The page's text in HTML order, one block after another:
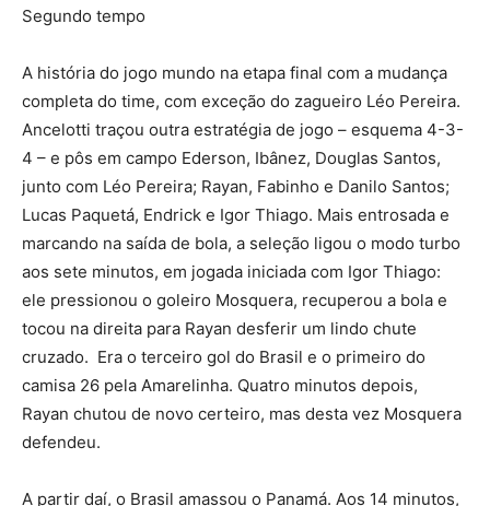
Segundo tempo
A história do jogo mundo na etapa final com a mudança
completa do time, com exceção do zagueiro Léo Pereira.
Ancelotti traçou outra estratégia de jogo – esquema 4-3-
4 – e pôs em campo Ederson, Ibânez, Douglas Santos,
junto com Léo Pereira; Rayan, Fabinho e Danilo Santos;
Lucas Paquetá, Endrick e Igor Thiago. Mais entrosada e
marcando na saída de bola, a seleção ligou o modo turbo
aos sete minutos, em jogada iniciada com Igor Thiago:
ele pressionou o goleiro Mosquera, recuperou a bola e
tocou na direita para Rayan desferir um lindo chute
cruzado. Era o terceiro gol do Brasil e o primeiro do
camisa 26 pela Amarelinha. Quatro minutos depois,
Rayan chutou de novo certeiro, mas desta vez Mosquera
defendeu.
A partir daí, o Brasil amassou o Panamá. Aos 14 minutos,